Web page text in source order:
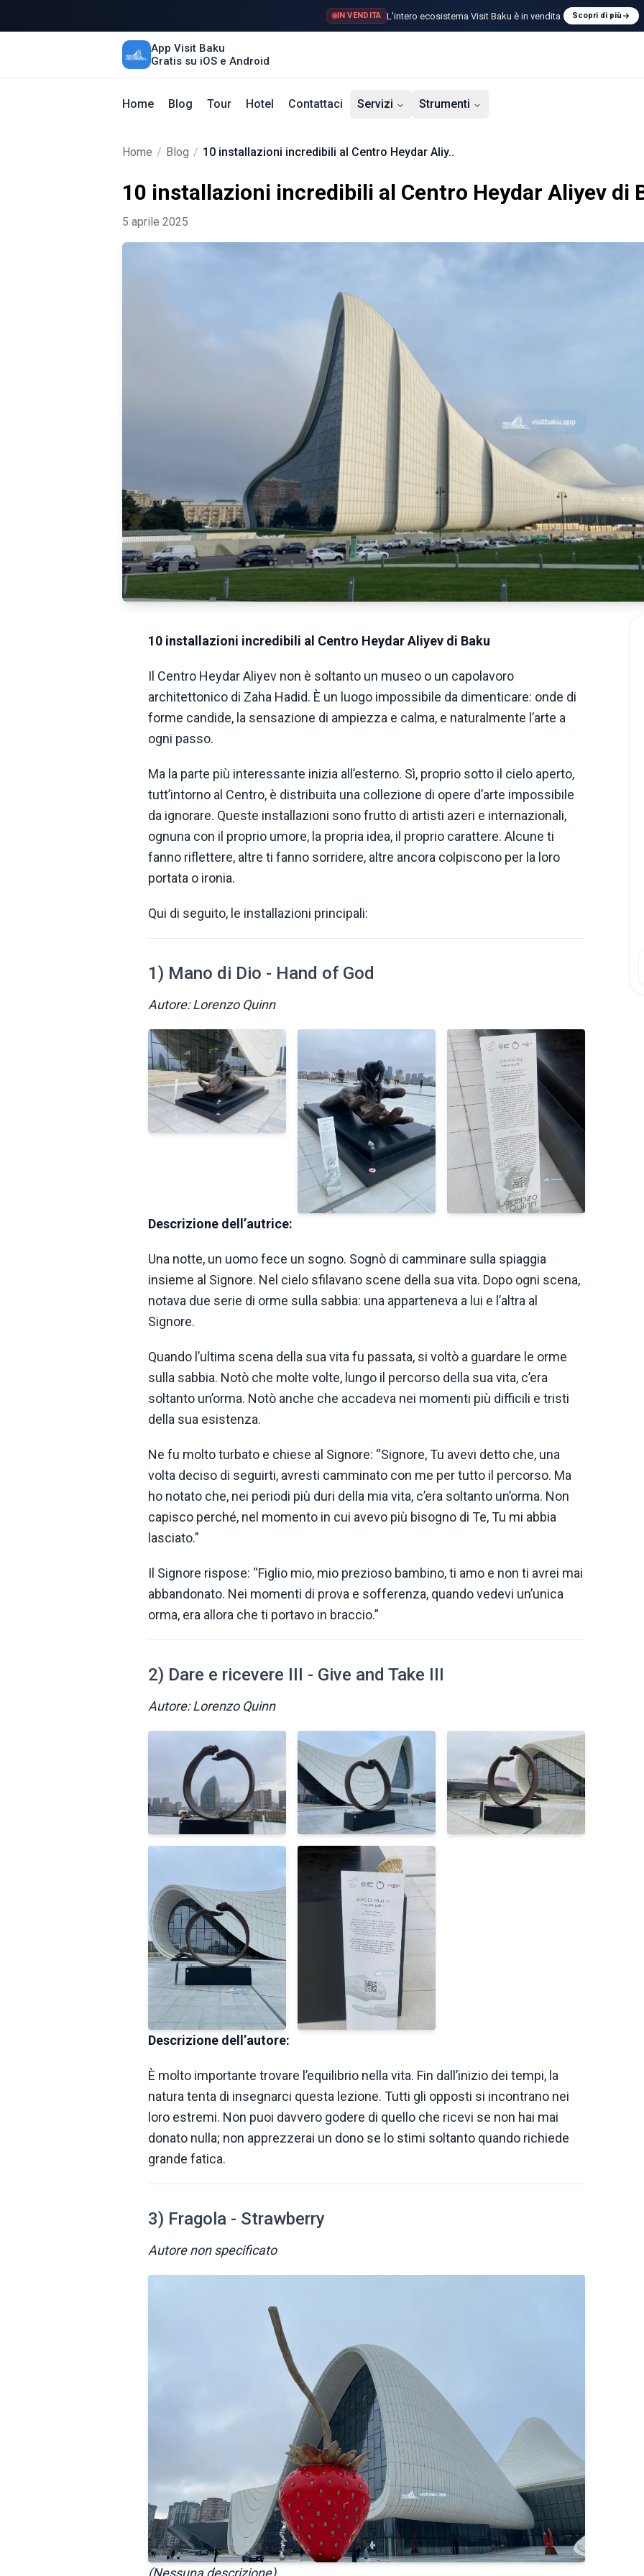
IN VENDITA L'intero ecosistema Visit Baku è in vendita Scopri di più
App Visit Baku
Gratis su iOS e Android
Home Blog Tour Hotel Contattaci Servizi Strumenti
Home / Blog / 10 installazioni incredibili al Centro Heydar Aliy..
10 installazioni incredibili al Centro Heydar Aliyev di
5 aprile 2025
10 installazioni incredibili al Centro Heydar Aliyev di Baku
Il Centro Heydar Aliyev non è soltanto un museo o un capolavoro
architettonico di Zaha Hadid. È un luogo impossibile da dimenticare: onde di
forme candide, la sensazione di ampiezza e calma, e naturalmente l’arte a
ogni passo.
Ma la parte più interessante inizia all’esterno. Sì, proprio sotto il cielo aperto,
tutt’intorno al Centro, è distribuita una collezione di opere d’arte impossibile
da ignorare. Queste installazioni sono frutto di artisti azeri e internazionali,
ognuna con il proprio umore, la propria idea, il proprio carattere. Alcune ti
fanno riflettere, altre ti fanno sorridere, altre ancora colpiscono per la loro
portata o ironia.
Qui di seguito, le installazioni principali:
1) Mano di Dio - Hand of God
Autore: Lorenzo Quinn
Descrizione dell’autrice:
Una notte, un uomo fece un sogno. Sognò di camminare sulla spiaggia
insieme al Signore. Nel cielo sfilavano scene della sua vita. Dopo ogni scena,
notava due serie di orme sulla sabbia: una apparteneva a lui e l’altra al
Signore.
Quando l’ultima scena della sua vita fu passata, si voltò a guardare le orme
sulla sabbia. Notò che molte volte, lungo il percorso della sua vita, c’era
soltanto un’orma. Notò anche che accadeva nei momenti più difficili e tristi
della sua esistenza.
Ne fu molto turbato e chiese al Signore: “Signore, Tu avevi detto che, una
volta deciso di seguirti, avresti camminato con me per tutto il percorso. Ma
ho notato che, nei periodi più duri della mia vita, c’era soltanto un’orma. Non
capisco perché, nel momento in cui avevo più bisogno di Te, Tu mi abbia
lasciato.”
Il Signore rispose: “Figlio mio, mio prezioso bambino, ti amo e non ti avrei mai
abbandonato. Nei momenti di prova e sofferenza, quando vedevi un’unica
orma, era allora che ti portavo in braccio.”
2) Dare e ricevere III - Give and Take III
Autore: Lorenzo Quinn
Descrizione dell’autore:
È molto importante trovare l’equilibrio nella vita. Fin dall’inizio dei tempi, la
natura tenta di insegnarci questa lezione. Tutti gli opposti si incontrano nei
loro estremi. Non puoi davvero godere di quello che ricevi se non hai mai
donato nulla; non apprezzerai un dono se lo stimi soltanto quando richiede
grande fatica.
3) Fragola - Strawberry
Autore non specificato
(Nessuna descrizione)